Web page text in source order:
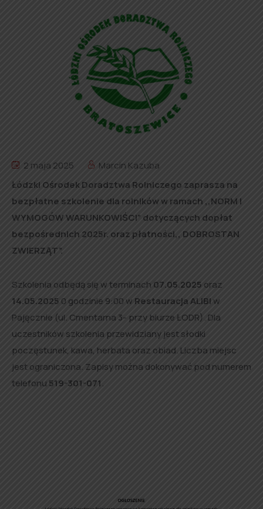
2 maja 2025
Marcin Kazuba
Łódzki Ośrodek Doradztwa Rolniczego zaprasza na
bezpłatne szkolenie dla rolników w ramach ,,NORM I
WYMOGÓW WARUNKOWIŚCI” dotyczących dopłat
bezpośrednich 2025r. oraz płatności,, DOBROSTAN
ZWIERZĄT”.
Szkolenia odbędą się w terminach 07.05.2025 oraz
14.05.2025 0 godzinie 9:00 w Restauracja ALIBI w
Pajęcznie (ul. Cmentarna 3- przy biurze ŁODR). Dla
uczestników szkolenia przewidziany jest słodki
poczęstunek, kawa, herbata oraz obiad. Liczba miejsc
jest ograniczona. Zapisy można dokonywać pod numerem
telefonu 519-301-071.